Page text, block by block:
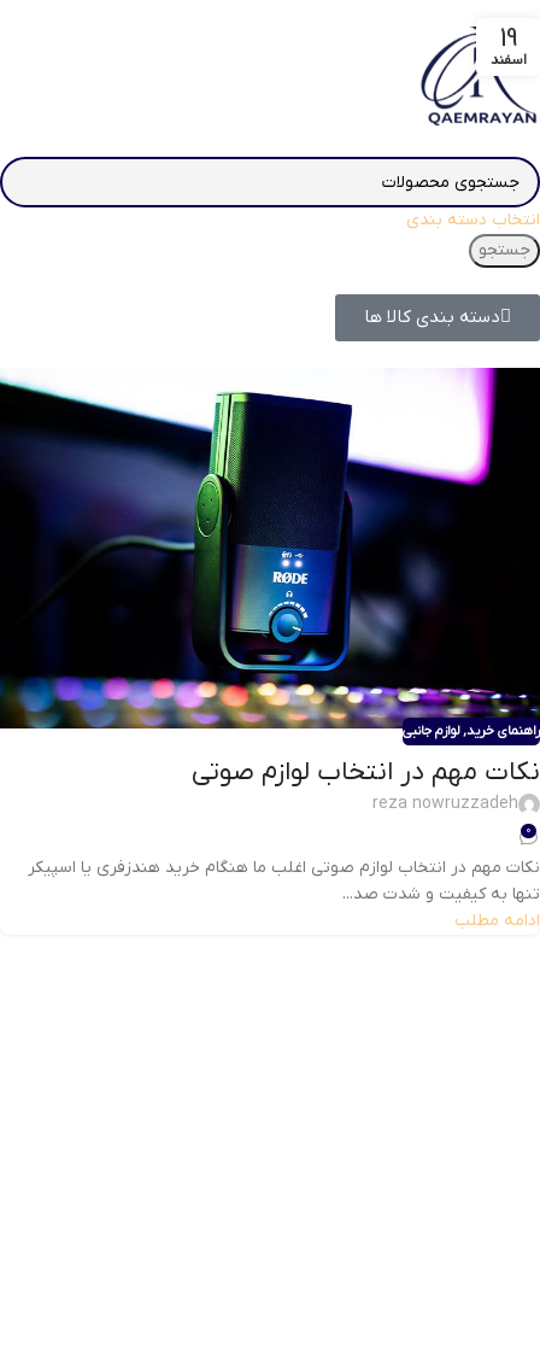
انتخاب دسته بندی
جستجو
دسته بندی کالا ها
19
اسفند
راهنمای خرید,لوازم جانبی
نکات مهم در انتخاب لوازم صوتی
reza nowruzzadeh
0
نکات مهم در انتخاب لوازم صوتی اغلب ما هنگام خرید هندزفری یا اسپیکر
تنها به کیفیت و شدت صد...
ادامه مطلب